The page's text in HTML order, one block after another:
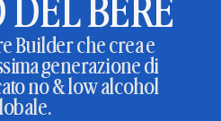
BERE
Builder che crea e
generazione di
no & low alcohol